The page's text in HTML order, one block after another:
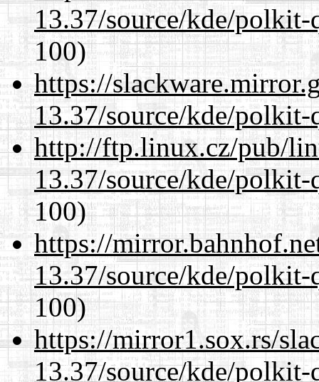
13.37/source/kde/
100)
https://
13.37/source/kde/
http://ftp.linux.cz/pub/
13.37/source/kde/
100)
https://
13.37/source/kde/
100)
https://mirror1.sox.rs/
13.37/source/kde/